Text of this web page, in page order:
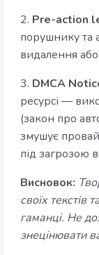
2. Pre-action
порушнику та
видалення
3. DMCA
ресурсі —
(закон про
змушує
під загрозою
Висновок:
своїх текстів
гаманці. Не
знецінювати